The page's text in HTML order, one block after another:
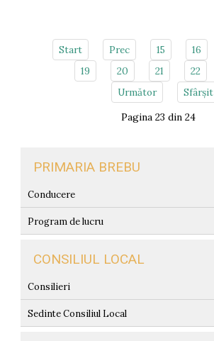
Start Prec 15 16
19
20 21 22
Următor
Sfârșit
Pagina 23 din 24
PRIMARIA BREBU
Conducere
Program de lucru
CONSILIUL LOCAL
Consilieri
Sedinte Consiliul Local